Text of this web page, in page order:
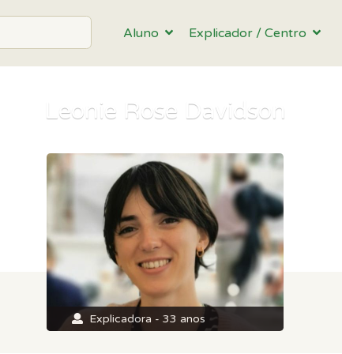
Aluno Explicador / Centro
Leonie Rose Davidson
Explicadora - 33 anos